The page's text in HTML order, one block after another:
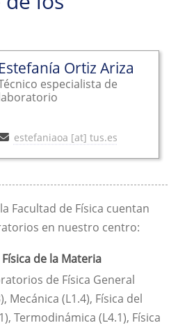
Estefanía Ortiz Ariza
especialista de
estefaniaoa [at] tus.es
Facultad de Física cuentan
en nuestro centro:
de la Materia
de Física General
Mecánica (L1.4), Física del
Termodinámica (L4.1), Física